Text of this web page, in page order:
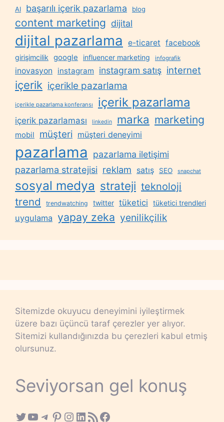
AI başarılı içerik pazarlama blog
content marketing dijital
dijital pazarlama e-ticaret facebook
girişimcilik google influencer marketing infografik
inovasyon instagram instagram satış internet
içerik içerikle pazarlama
içerikle pazarlama konferansı içerik pazarlama
içerik pazarlaması linkedin marka marketing
mobil müşteri müşteri deneyimi
pazarlama
pazarlama iletişimi
pazarlama stratejisi reklam satış SEO snapchat
sosyal medya strateji teknoloji
trend trendwatching twitter tüketici tüketici trendleri
uygulama yapay zeka yenilikçilik
Sitemizde okuyucu deneyimini iyileştirmek
üzere bazı üçüncü taraf çerezler yer alıyor.
Sitemizi kullandığınızda bu çerezleri kabul etmiş
olursunuz.
Seviyorsan gel konuş
Twitter
YouTube
Telegram
Pinterest
Instagram
LinkedIn
RSS FeedFacebook